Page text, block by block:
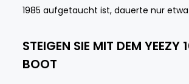
1985 aufgetaucht ist, dauerte nur
STEIGEN SIE MIT DEM YEEZY
BOOT